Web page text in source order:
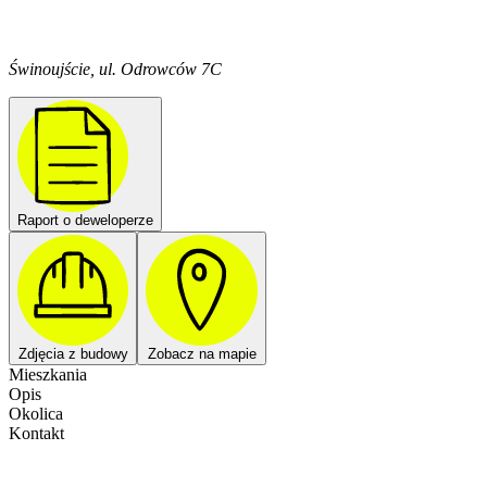
Świnoujście, ul. Odrowców 7C
Raport o deweloperze
Zdjęcia z budowy Zobacz na mapie
Mieszkania
Opis
Okolica
Kontakt